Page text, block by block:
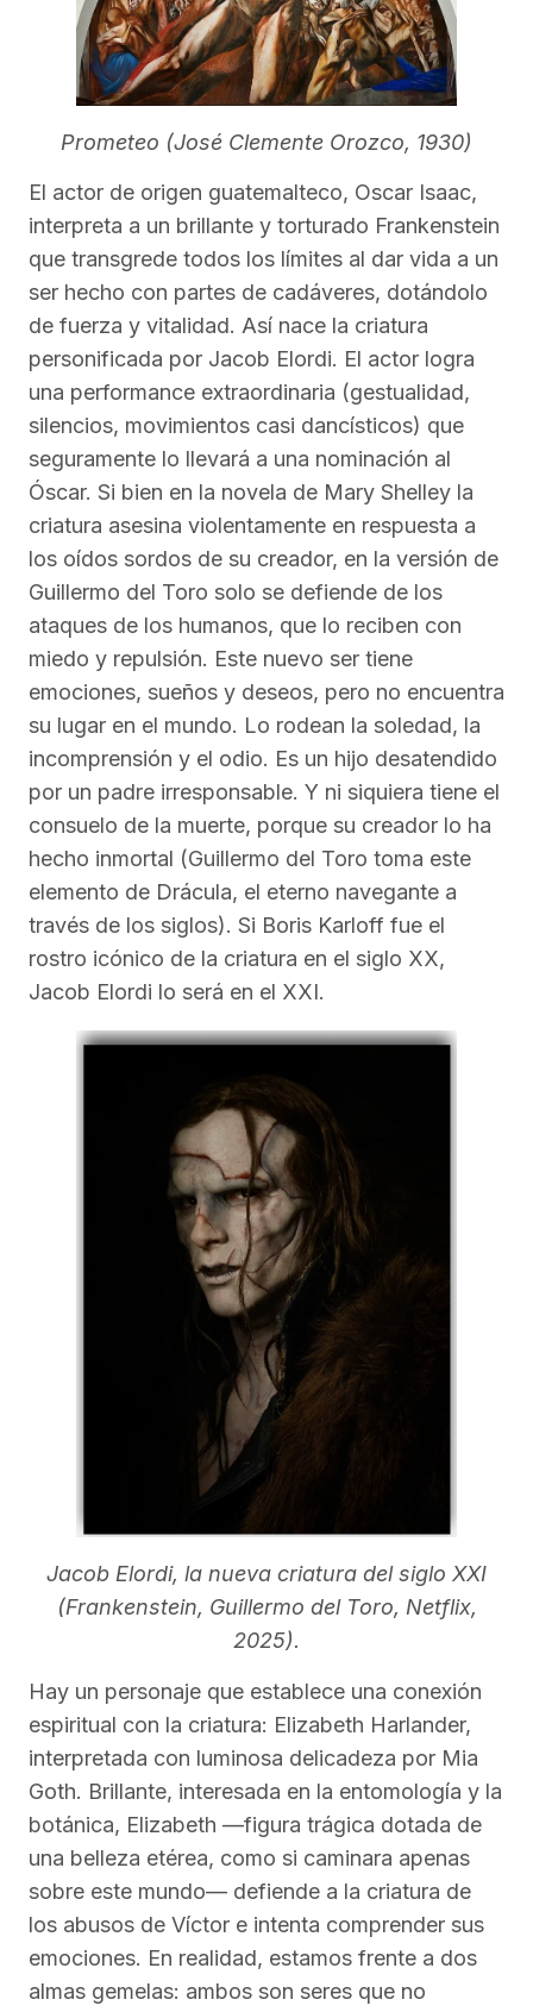
Prometeo (José Clemente Orozco, 1930)
El actor de origen guatemalteco, Oscar Isaac,
interpreta a un brillante y torturado Frankenstein
que transgrede todos los límites al dar vida a un
ser hecho con partes de cadáveres, dotándolo
de fuerza y vitalidad. Así nace la criatura
personificada por Jacob Elordi. El actor logra
una performance extraordinaria (gestualidad,
silencios, movimientos casi dancísticos) que
seguramente lo llevará a una nominación al
Óscar. Si bien en la novela de Mary Shelley la
criatura asesina violentamente en respuesta a
los oídos sordos de su creador, en la versión de
Guillermo del Toro solo se defiende de los
ataques de los humanos, que lo reciben con
miedo y repulsión. Este nuevo ser tiene
emociones, sueños y deseos, pero no encuentra
su lugar en el mundo. Lo rodean la soledad, la
incomprensión y el odio. Es un hijo desatendido
por un padre irresponsable. Y ni siquiera tiene el
consuelo de la muerte, porque su creador lo ha
hecho inmortal (Guillermo del Toro toma este
elemento de Drácula, el eterno navegante a
través de los siglos). Si Boris Karloff fue el
rostro icónico de la criatura en el siglo XX,
Jacob Elordi lo será en el XXI.
Jacob Elordi, la nueva criatura del siglo XXI
(Frankenstein, Guillermo del Toro, Netflix,
2025).
Hay un personaje que establece una conexión
espiritual con la criatura: Elizabeth Harlander,
interpretada con luminosa delicadeza por Mia
Goth. Brillante, interesada en la entomología y la
botánica, Elizabeth —figura trágica dotada de
una belleza etérea, como si caminara apenas
sobre este mundo— defiende a la criatura de
los abusos de Víctor e intenta comprender sus
emociones. En realidad, estamos frente a dos
almas gemelas: ambos son seres que no